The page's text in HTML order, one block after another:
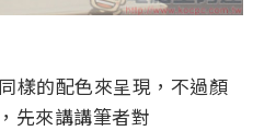
樣的配色來呈現，不過顏
先來講講筆者對